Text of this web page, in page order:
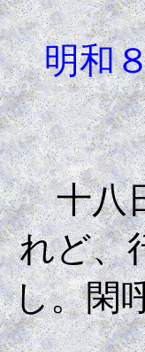
明和８
十八
れど、
し。閑